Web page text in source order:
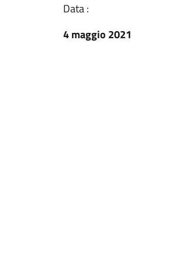
Data :
4 maggio 2021